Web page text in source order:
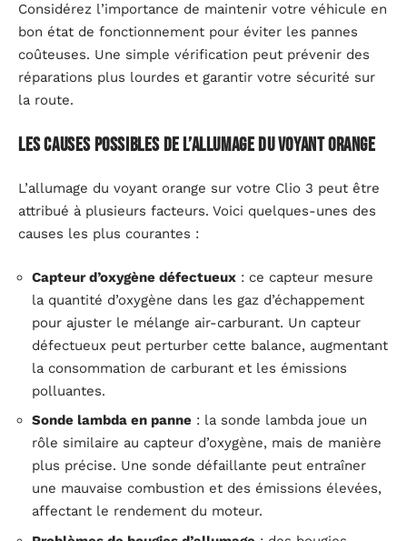
Considérez l’importance de maintenir votre véhicule en
bon état de fonctionnement pour éviter les pannes
coûteuses. Une simple vérification peut prévenir des
réparations plus lourdes et garantir votre sécurité sur
la route.
Les causes possibles de l’allumage du voyant orange
L’allumage du voyant orange sur votre Clio 3 peut être
attribué à plusieurs facteurs. Voici quelques-unes des
causes les plus courantes :
Capteur d’oxygène défectueux : ce capteur mesure
la quantité d’oxygène dans les gaz d’échappement
pour ajuster le mélange air-carburant. Un capteur
défectueux peut perturber cette balance, augmentant
la consommation de carburant et les émissions
polluantes.
Sonde lambda en panne : la sonde lambda joue un
rôle similaire au capteur d’oxygène, mais de manière
plus précise. Une sonde défaillante peut entraîner
une mauvaise combustion et des émissions élevées,
affectant le rendement du moteur.